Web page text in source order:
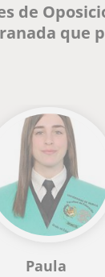
de
que
Paula